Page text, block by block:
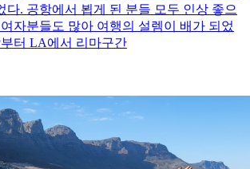
다. 공항에서 뵙게 된 분들 모두 인상 좋으
자분들도 많아 여행의 설렘이 배가 되었
터 LA에서 리마구간